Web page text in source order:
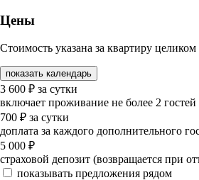
Цены
Стоимость указана за квартиру
показать календарь
3 600 ₽ за сутки
включает проживание не более 2 гостей
700 ₽ за сутки
доплата за каждого дополнительного
5 000 ₽
страховой депозит (возвращается при
показывать предложения рядом